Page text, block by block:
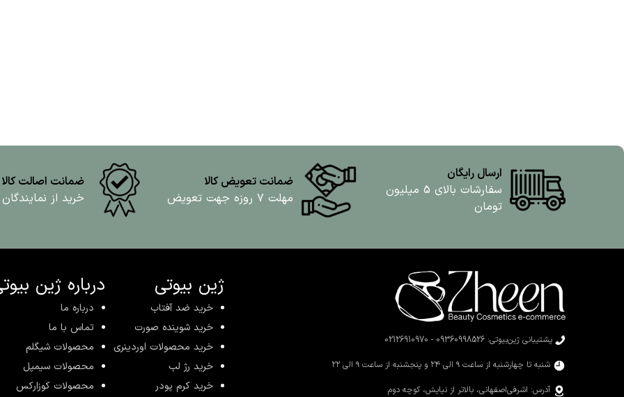
ارسال رایگان
سفارشات بالای 5 میلیون
تومان
ضمانت تعویض کالا
مهلت ۷ روزه جهت تعویض
ضمانت اصالت کالا
خرید از
ژین بیوتی
خرید ضد آفتاب
خرید شوینده صورت
خرید محصولات اوردینری
خرید رژ لب
خرید کرم پودر
درباره ژین
درباره ما
تماس با ما
محصولات شیگلم
محصولات سیمپل
محصولات کوزارکس
پشتیبانی ژین‌بیوتی: 09360998526 - 02126910970
شنبه تا چهارشنبه از ساعت ۹ الی ۲۴ و پنجشنبه از ساعت ۹ الی ۲۲
آدرس: اشرفی‌اصفهانی، بالاتر از نیایش، کوچه دوم